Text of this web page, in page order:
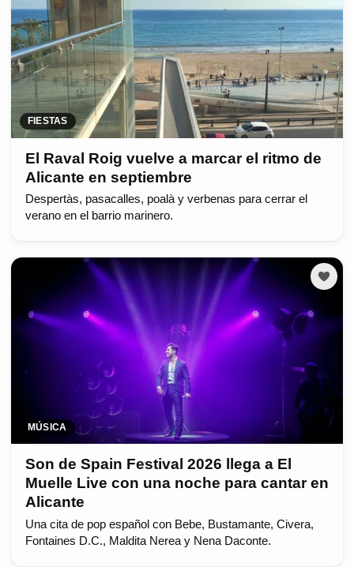
FIESTAS
El Raval Roig vuelve a marcar el ritmo de
Alicante en septiembre
Despertàs, pasacalles, poalà y verbenas para cerrar el
verano en el barrio marinero.
MÚSICA
Son de Spain Festival 2026 llega a El
Muelle Live con una noche para cantar en
Alicante
Una cita de pop español con Bebe, Bustamante, Civera,
Fontaines D.C., Maldita Nerea y Nena Daconte.